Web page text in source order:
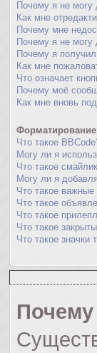
Почему я не
Как мне
Почему мне
Почему я не
Почему я
Как мне
Что означает
Почему моё
Как мне вновь
Что такое
Могу ли я
Что такое
Могу ли я
Что такое важные
Что такое
Что такое
Что такое
Что такое значки
Почему